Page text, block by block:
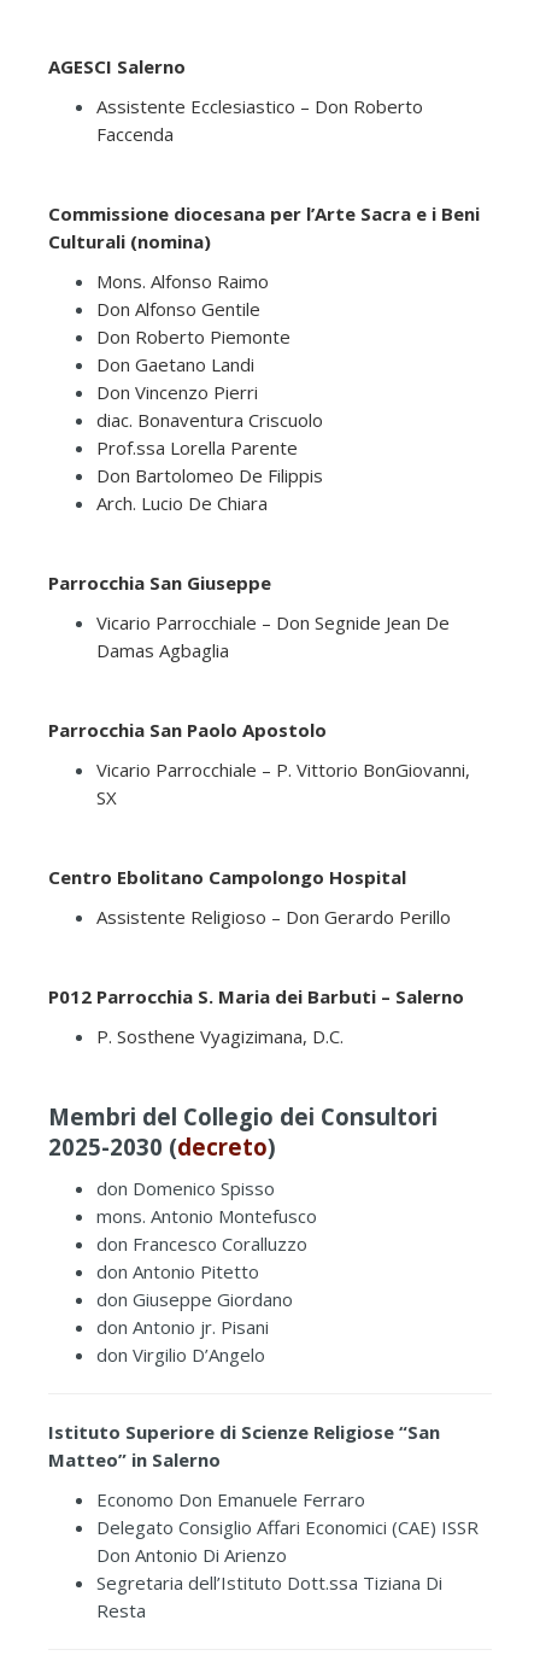
AGESCI Salerno
Assistente Ecclesiastico – Don Roberto
Faccenda
Commissione diocesana per l’Arte Sacra e i Beni
Culturali (nomina)
Mons. Alfonso Raimo
Don Alfonso Gentile
Don Roberto Piemonte
Don Gaetano Landi
Don Vincenzo Pierri
diac. Bonaventura Criscuolo
Prof.ssa Lorella Parente
Don Bartolomeo De Filippis
Arch. Lucio De Chiara
Parrocchia San Giuseppe
Vicario Parrocchiale – Don Segnide Jean De
Damas Agbaglia
Parrocchia San Paolo Apostolo
Vicario Parrocchiale – P. Vittorio BonGiovanni,
SX
Centro Ebolitano Campolongo Hospital
Assistente Religioso – Don Gerardo Perillo
P012 Parrocchia S. Maria dei Barbuti – Salerno
P. Sosthene Vyagizimana, D.C.
Membri del Collegio dei Consultori
2025-2030 (decreto)
don Domenico Spisso
mons. Antonio Montefusco
don Francesco Coralluzzo
don Antonio Pitetto
don Giuseppe Giordano
don Antonio jr. Pisani
don Virgilio D’Angelo
Istituto Superiore di Scienze Religiose “San
Matteo” in Salerno
Economo Don Emanuele Ferraro
Delegato Consiglio Affari Economici (CAE) ISSR
Don Antonio Di Arienzo
Segretaria dell’Istituto Dott.ssa Tiziana Di
Resta